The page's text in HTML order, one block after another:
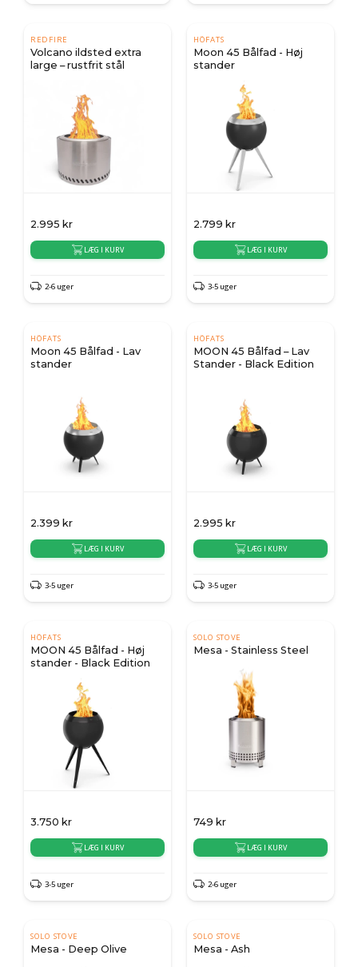
REDFIRE
Volcano ildsted extra
large – rustfrit stål
2.995 kr
LÆG I KURV
2-6 uger
HÖFATS
Moon 45 Bålfad - Høj
stander
2.799 kr
LÆG I KURV
3-5 uger
HÖFATS
Moon 45 Bålfad - Lav
stander
2.399 kr
LÆG I KURV
3-5 uger
HÖFATS
MOON 45 Bålfad – Lav
Stander - Black Edition
2.995 kr
LÆG I KURV
3-5 uger
HÖFATS
MOON 45 Bålfad - Høj
stander - Black Edition
3.750 kr
LÆG I KURV
3-5 uger
SOLO STOVE
Mesa - Stainless Steel
749 kr
LÆG I KURV
2-6 uger
SOLO STOVE
Mesa - Deep Olive
SOLO STOVE
Mesa - Ash